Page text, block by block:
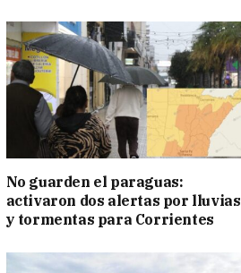
No guarden el paraguas:
activaron dos alertas por lluvias
y tormentas para Corrientes